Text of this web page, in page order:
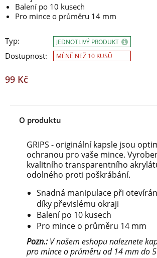
Balení po 10 kusech
Pro mince o průměru 14 mm
Typ:
Dostupnost:
JEDNOTLIVÝ PRODUKT
MÉNĚ NEŽ 10 KUSŮ
99 Kč
O produktu
GRIPS - originální kapsle jsou
ochranou pro vaše mince.
kvalitního transparentního
odolného proti poškrábání.
Snadná manipulace při
díky převislému okraji
Balení po 10 kusech
Pro mince o průměru 14 mm
Pozn.:V našem eshopu naleznete
pro mince o průměru od 14 mm do